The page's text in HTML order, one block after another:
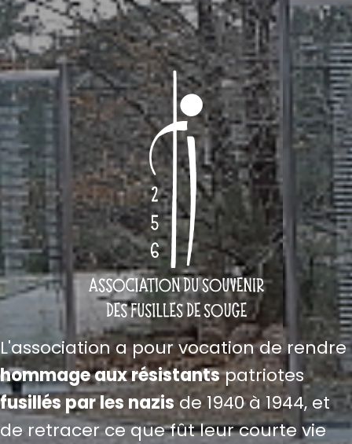
L'association a pour vocation de rendre
hommage aux résistantspatriotes
fusillés par les nazisde 1940 à 1944, et
de retracer ce que fût leur courte vie